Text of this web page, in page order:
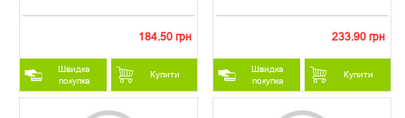
184.50 грн
Швидка
покупка
Купити
233.90 грн
Швидка
покупка
Купити